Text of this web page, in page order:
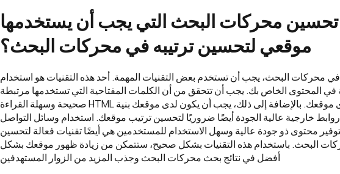
تحسين محركات البحث التي يجب أن يستخدمها
موقعي لتحسين ترتيبه في محركات البحث؟
محركات البحث، يجب أن تستخدم بعض التقنيات المهمة. أحد هذه التقنيات هو استخدام
في المحتوى الخاص بك. يجب أن تتحقق من أن الكلمات المفتاحية التي تستخدمها مرتبطة
بمجال عملك ومحتوى موقعك. بالإضافة إلى ذلك، يجب أن يكون لدى موقعك بنية HTML صحيحة وسهلة القراءة
خارجية عالية الجودة أيضًا ضروريًا لتحسين ترتيب موقعك. استخدام وسائل التواصل
محتوى ذو جودة عالية وسهل الاستخدام للمستخدمين هي أيضًا تقنيات فعالة لتحسين
البحث. باستخدام هذه التقنيات بشكل صحيح، ستتمكن من زيادة ظهور موقعك بشكل
أفضل في نتائج بحث محركات البحث وجذب المزيد من الزوار المستهدفين